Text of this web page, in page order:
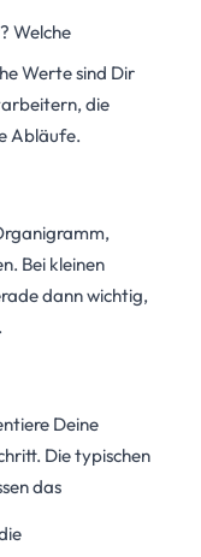
Welche
Werte sind Dir
die
Abläufe.
Bei kleinen
dann wichtig,
Deine
Die typischen
das